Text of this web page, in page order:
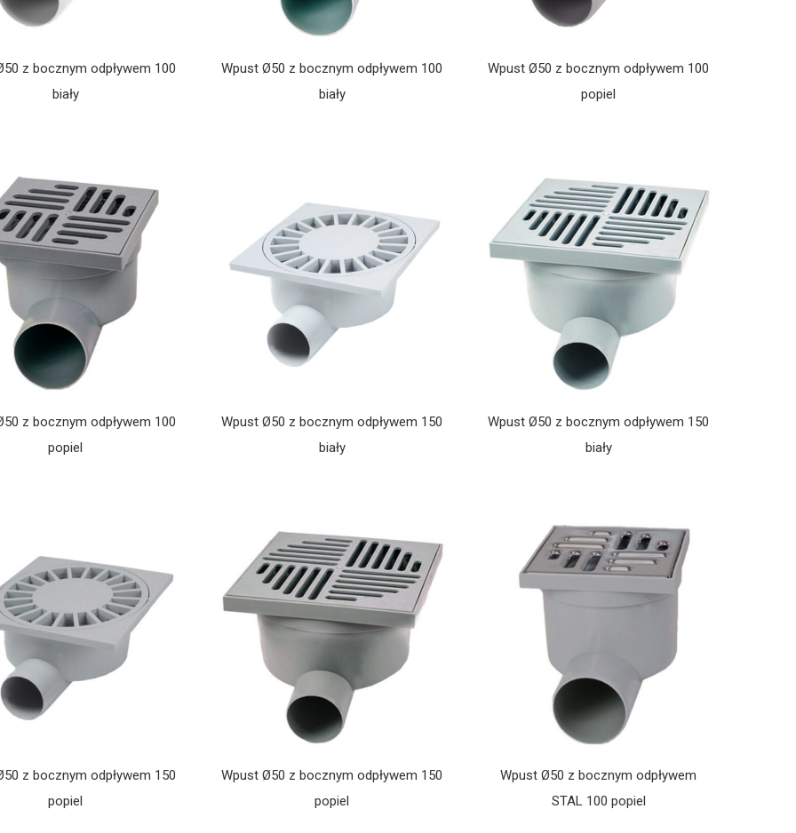
z bocznym odpływem 100
biały
Wpust Ø50 z bocznym odpływem 100
biały
Wpust Ø50 z bocznym odpływem 100
popiel
z bocznym odpływem 100
popiel
Wpust Ø50 z bocznym odpływem 150
biały
Wpust Ø50 z bocznym odpływem 150
biały
z bocznym odpływem 150
popiel
Wpust Ø50 z bocznym odpływem 150
popiel
Wpust Ø50 z bocznym odpływem
STAL 100 popiel
liniowe System
z kratą PP DECOR
Studzienka rynny z pokrywą popiel
Odwodnienie Liniowe 1000×100 –
Kanał z Kratą PP DECOR A15
Odwodnienie liniowe